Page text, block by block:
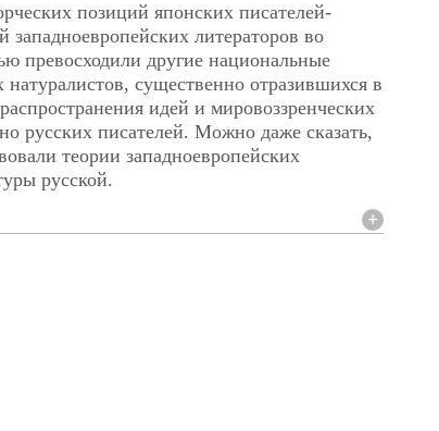
позиций японских писателей-
литераторов во
превосходили другие национальные
существенно отразившихся в
идей и мировоззренческих
русских писателей. Можно даже сказать,
теории западноевропейских
русской.